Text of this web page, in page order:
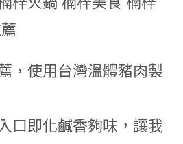
，使用台灣溫體豬肉製
口即化鹹香夠味，讓我